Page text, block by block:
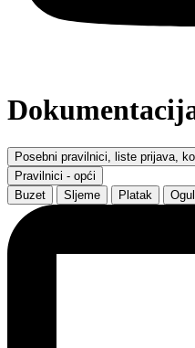
Posebni pravilnici, liste prijava,
Pravilnici - opći
Buzet
Sljeme Platak